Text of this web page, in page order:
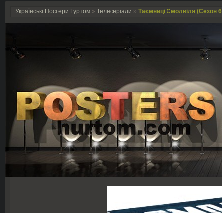
Українські Постери Гуртом » Телесеріали » Таємниці Смолвіля (Сезон